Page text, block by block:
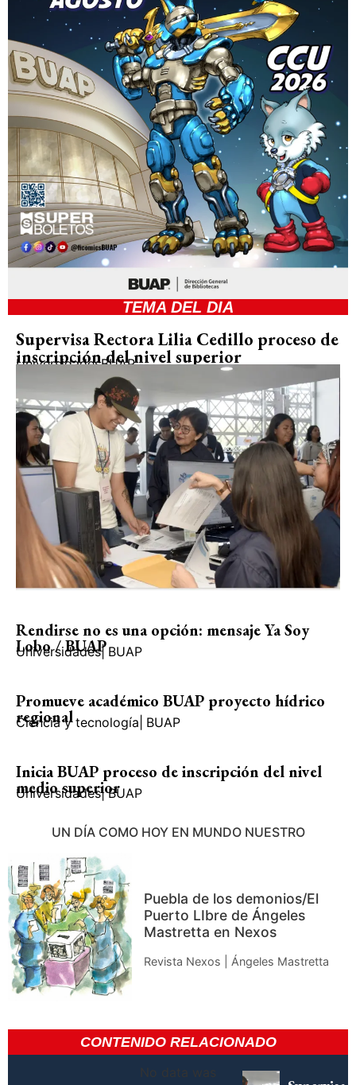
TEMA DEL DIA
Supervisa Rectora Lilia Cedillo proceso de
inscripción del nivel superior
UniversidadesBUAP
Rendirse no es una opción: mensaje Ya Soy
Lobo / BUAP
Universidades| BUAP
Promueve académico BUAP proyecto hídrico
regional
Ciencia y tecnología BUAP
Inicia BUAP proceso de inscripción del nivel
medio superior
Universidades| BUAP
UN DÍA COMO HOY EN MUNDO NUESTRO
Puebla de los demonios/El
Puerto LIbre de Ángeles
Mastretta en Nexos
Revista Nexos | Ángeles Mastretta
CONTENIDO RELACIONADO
No data was